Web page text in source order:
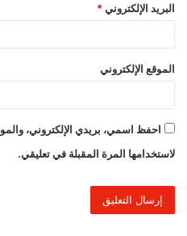
البريد الإلكتروني *
الموقع الإلكتروني
احفظ اسمي، بريدي الإلكتروني،
لاستخدامها المرة المقبلة في تعليقي.